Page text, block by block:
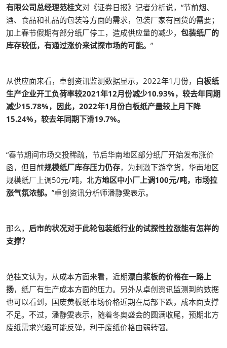
有限公司总经理范桂文对《证券日报》记者分析说，“节前烟、
酒、食品和礼品的包装等方面的需求，包装厂家有囤货的需要；
加上春节假期有部分纸厂停工，造成供应量的减少， 包装纸厂的
库存较低，有通过涨价来试探市场的可能。 ”
从供应面来看，卓创资讯监测数据显示，2022年1月份， 白板纸
生产企业开工负荷率较2021年12月份减少10.93%，较去年同期
减少15.78%，因此，2022年1月份白板纸产量较上月下降
15.24%，较去年同期下滑19.7%。
“春节期间市场交投稀疏，节后华南地区部分纸厂开始发布涨价
函，但目前规模纸厂库存压力仍存，为刺激下游拿货，华南地区
规模纸厂上调50元/吨，北方地区中小厂上调100元/吨，市场拉
涨气氛浓郁。 ”卓创资讯分析师潘静雯表示。
那么， 后市的状况对于此轮包装纸行业的试探性拉涨能有怎样的
支撑？
范桂文认为，从成本方面来看，近期漂白浆板的价格在一路上
扬，纸厂有生产成本方面的压力。另外从卓创资讯监测到的数据
也可以看到，国废黄板纸市场价格近期在局部下跌，成本面支撑
不足。不过，潘静雯表示，随着冬奥盛会的圆满收尾，预期北方
废纸需求兴趣可能反弹，利于废纸价格由弱转强。